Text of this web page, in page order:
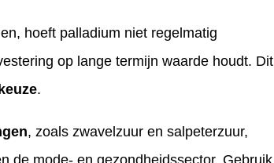
hoeft palladium niet regelmatig
op lange termijn waarde houdt. Dit
.
, zoals zwavelzuur en salpeterzuur,